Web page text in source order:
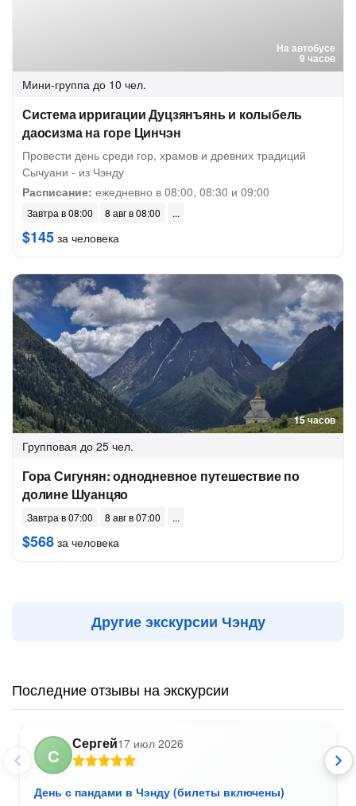
На автобусе
9 часов
Мини-группа до 10 чел.
Система ирригации Дуцзянъянь и колыбель
даосизма на горе Цинчэн
Провести день среди гор, храмов и древних традиций
Сычуани - из Чэнду
Расписание: ежедневно в 08:00, 08:30 и 09:00
Завтра в 08:00 8 авг в 08:00
$145 за человека
15 часов
Групповая до 25 чел.
Гора Сигунян: однодневное путешествие по
долине Шуанцяо
Завтра в 07:00 8 авг в 07:00
$568 за человека
Другие экскурсии Чэнду
Последние отзывы на экскурсии
С
Сергей17 июл 2026
День с пандами в Чэнду (билеты включены)